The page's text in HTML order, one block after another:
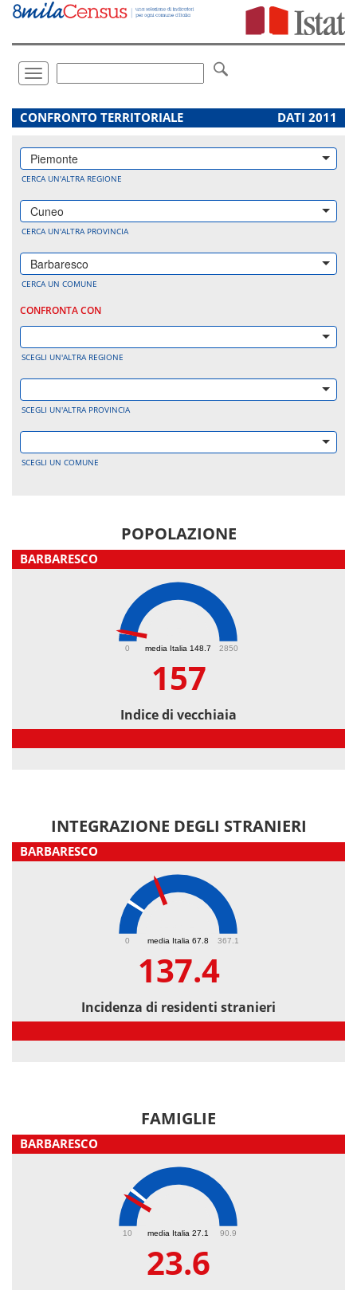
Vai
direttamente
Toggle
navigation
.
CONFRONTO TERRITORIALE DATI 2011
Piemonte
CERCA UN'ALTRA REGIONE
Cuneo
CERCA UN'ALTRA PROVINCIA
Barbaresco
CERCA UN COMUNE
CONFRONTA CON
SCEGLI UN'ALTRA REGIONE
SCEGLI UN'ALTRA PROVINCIA
SCEGLI UN COMUNE
POPOLAZIONE
BARBARESCO
media Italia 148.7
0 2850
157
Indice di vecchiaia
INTEGRAZIONE DEGLI STRANIERI
BARBARESCO
media Italia 67.8
0 367.1
137.4
Incidenza di residenti stranieri
FAMIGLIE
BARBARESCO
media Italia 27.1
10 90.9
23.6